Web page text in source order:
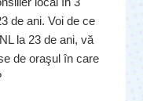
de ani. Voi de ce
la 23 de ani, vă
de oraşul în care